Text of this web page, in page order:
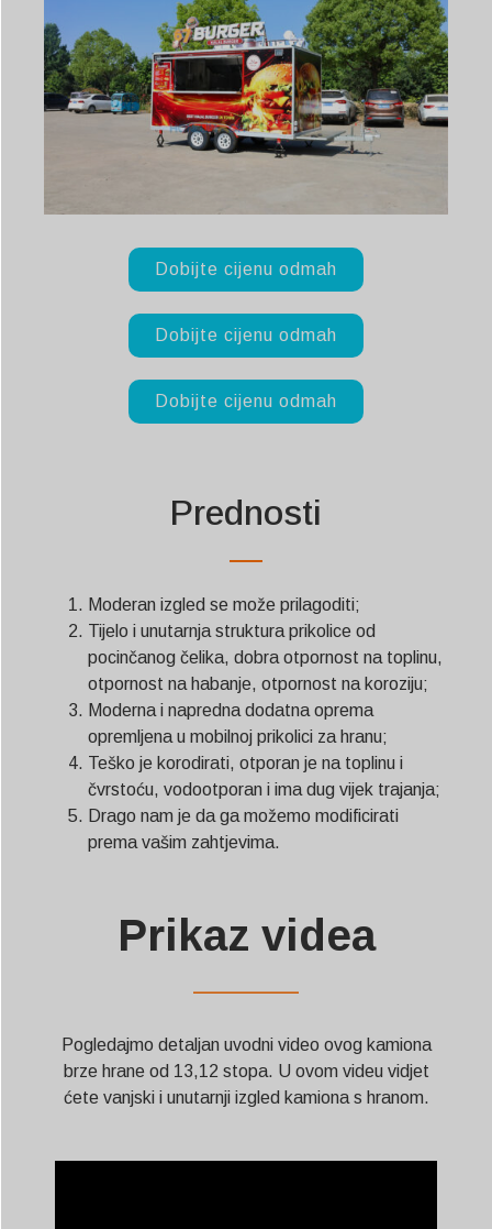
Dobijte cijenu odmah
Dobijte cijenu odmah
Dobijte cijenu odmah
Prednosti
Moderan izgled se može prilagoditi;
Tijelo i unutarnja struktura prikolice od
pocinčanog čelika, dobra otpornost na toplinu,
otpornost na habanje, otpornost na koroziju;
Moderna i napredna dodatna oprema
opremljena u mobilnoj prikolici za hranu;
Teško je korodirati, otporan je na toplinu i
čvrstoću, vodootporan i ima dug vijek trajanja;
Drago nam je da ga možemo modificirati
prema vašim zahtjevima.
Prikaz videa
——————
Pogledajmo detaljan uvodni video ovog kamiona
brze hrane od 13,12 stopa. U ovom videu vidjet
ćete vanjski i unutarnji izgled kamiona s hranom.